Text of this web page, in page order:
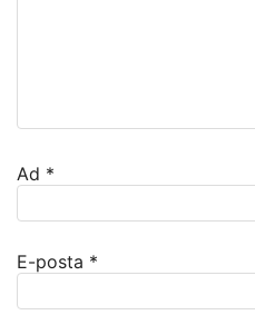
Ad *
E-posta *